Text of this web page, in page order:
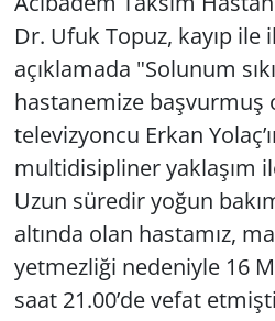
Dr. Ufuk Topuz, kayıp ile
açıklamada "Solunum
hastanemize başvurmuş
televizyoncu Erkan
multidisipliner yaklaşım
Uzun süredir yoğun
altında olan hastamız,
yetmezliği nedeniyle 16
saat 21.00’de vefat